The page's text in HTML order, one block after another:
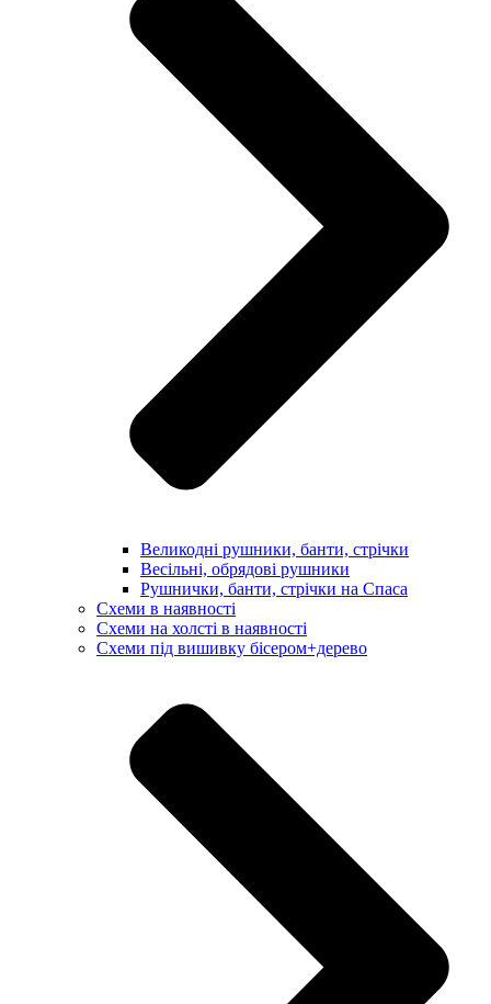
Великодні рушники, банти, стрічки
Весільні, обрядові рушники
Рушнички, банти, стрічки на Спаса
Схеми в наявності
Схеми на холсті в наявності
Схеми під вишивку бісером+дерево